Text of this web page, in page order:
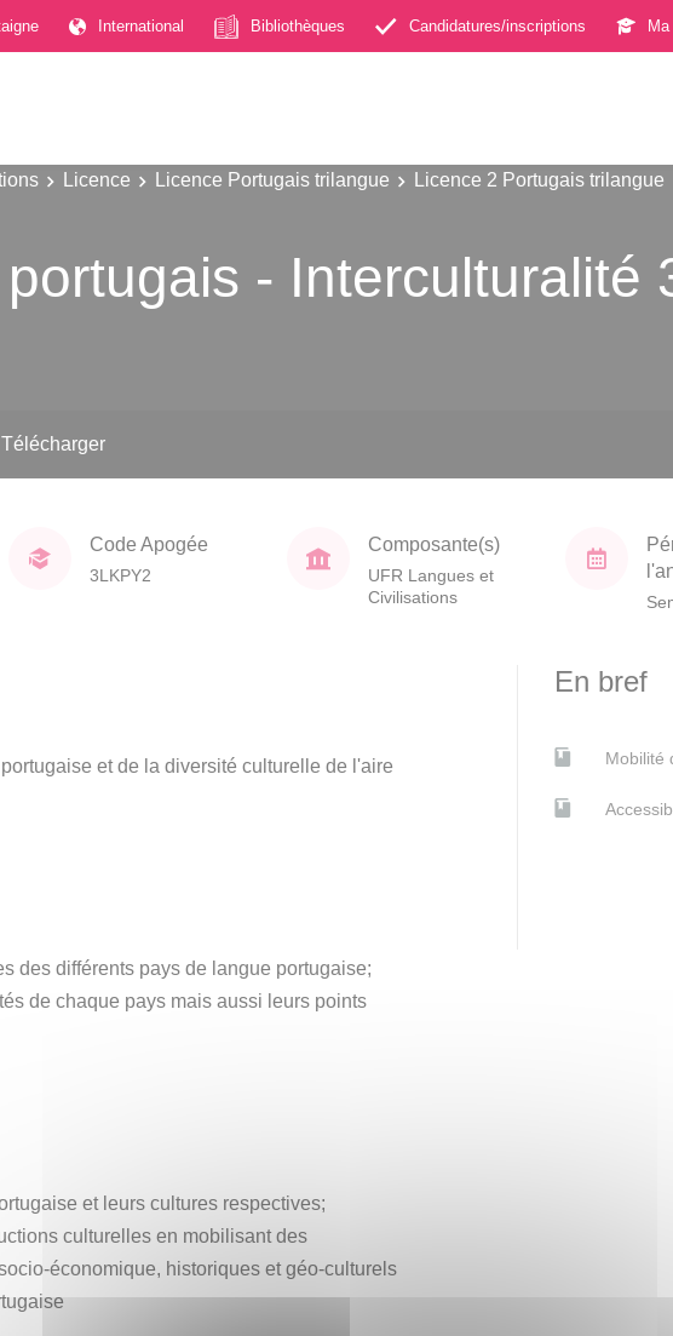
International Bibliothèques Candidatures/inscriptions Ma
Licence Licence Portugais trilangue Licence 2 Portugais trilangue
- Interculturalité
Télécharger
Code Apogée
3LKPY2
Composante(s)
UFR Langues et
Civilisations
et de la diversité culturelle de l'aire
des différents pays de langue portugaise;
de chaque pays mais aussi leurs points
et leurs cultures respectives;
culturelles en mobilisant des
économique, historiques et géo-culturels
En bref
Mobilité